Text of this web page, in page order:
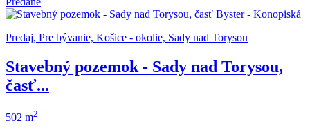
Predaj, Pre bývanie, Košice - okolie, Sady nad Torysou
Stavebný pozemok - Sady nad Torysou,
časť...
502 m2